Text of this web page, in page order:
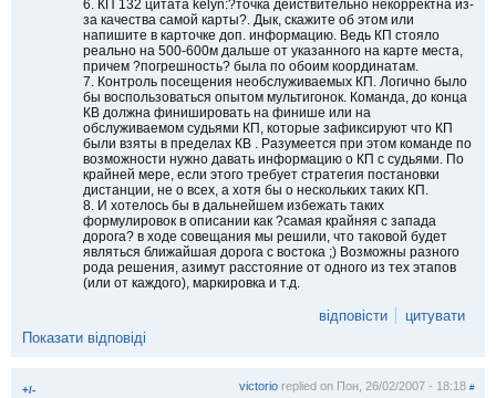
6. КП 132 цитата kelyn:?точка действительно некорректна из-
за качества самой карты?. Дык, скажите об этом или
напишите в карточке доп. информацию. Ведь КП стояло
реально на 500-600м дальше от указанного на карте места,
причем ?погрешность? была по обоим координатам.
7. Контроль посещения необслуживаемых КП. Логично было
бы воспользоваться опытом мультигонок. Команда, до конца
КВ должна финишировать на финише или на
обслуживаемом судьями КП, которые зафиксируют что КП
были взяты в пределах КВ . Разумеется при этом команде по
возможности нужно давать информацию о КП с судьями. По
крайней мере, если этого требует стратегия постановки
дистанции, не о всех, а хотя бы о нескольких таких КП.
8. И хотелось бы в дальнейшем избежать таких
формулировок в описании как ?самая крайняя с запада
дорога? в ходе совещания мы решили, что таковой будет
являться ближайшая дорога с востока ;) Возможны разного
рода решения, азимут расстояние от одного из тех этапов
(или от каждого), маркировка и т.д.
відповісти
цитувати
Показати відповіді
+/- victorio replied on Пон, 26/02/2007 - 18:18 #